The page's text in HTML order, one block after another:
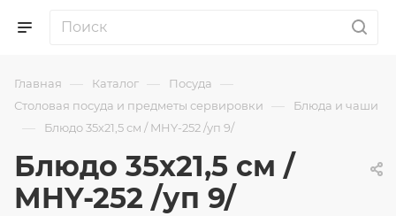
Главная — Каталог — Посуда —
Столовая посуда и предметы сервировки — Блюда и чаши
— Блюдо 35х21,5 см / MHY-252 /уп 9/
Блюдо 35х21,5 см /
MHY-252 /уп 9/